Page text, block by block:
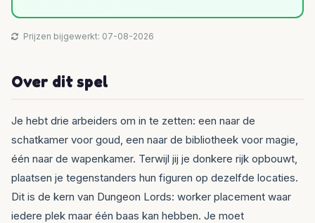
Prijzen bijgewerkt: 07-08-2026
Over dit spel
Je hebt drie arbeiders om in te zetten: een naar de
schatkamer voor goud, een naar de bibliotheek voor magie,
één naar de wapenkamer. Terwijl jij je donkere rijk opbouwt,
plaatsen je tegenstanders hun figuren op dezelfde locaties.
Dit is de kern van Dungeon Lords: worker placement waar
iedere plek maar één baas kan hebben. Je moet